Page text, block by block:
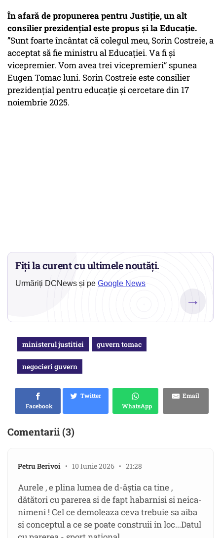
În afară de propunerea pentru Justiție, un alt
consilier prezidențial este propus și la Educație.
”Sunt foarte încântat că colegul meu, Sorin Costreie, a
acceptat să fie ministru al Educației. Va fi și
vicepremier. Vom avea trei vicepremieri” spunea
Eugen Tomac luni. Sorin Costreie este consilier
prezidențial pentru educație şi cercetare din 17
noiembrie 2025.
Fiți la curent cu ultimele noutăți.
Urmăriți DCNews și pe Google News
→
ministerul justitiei guvern tomac
negocieri guvern
Facebook
Twitter
WhatsApp
Email
Comentarii (3)
Petru Berivoi • 10 Iunie 2026 • 21:28
Aurele , e plina lumea de d-ăștia ca tine ,
dătători cu parerea si de fapt habarnisi si neica-
nimeni ! Cel ce demoleaza ceva trebuie sa aiba
si conceptul a ce se poate construii in loc...Datul